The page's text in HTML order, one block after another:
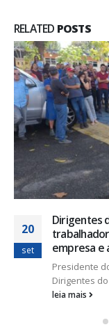
RELATED POSTS
20
set
Dirigentes
empresa e
Presidente
Dirigentes do
leia mais